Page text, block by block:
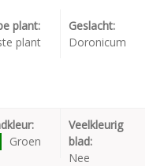
plant:
plant
Geslacht:
Doronicum
Groen
Veelkleurig
blad:
Nee